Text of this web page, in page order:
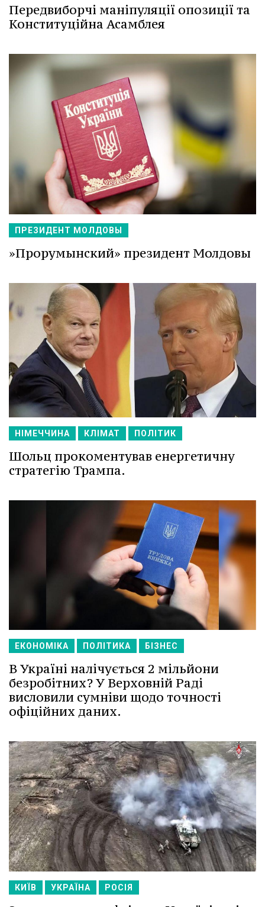
Передвиборчі маніпуляції опозиції та
Конституційна Асамблея
ПРЕЗИДЕНТ МОЛДОВЫ
»Прорумынский» президент Молдовы
НІМЕЧЧИНА КЛІМАТ ПОЛІТИК
Шольц прокоментував енергетичну
стратегію Трампа.
ЕКОНОМІКА ПОЛІТИКА БІЗНЕС
В Україні налічується 2 мільйони
безробітних? У Верховній Раді
висловили сумніви щодо точності
офіційних даних.
КИЇВ УКРАЇНА РОСІЯ